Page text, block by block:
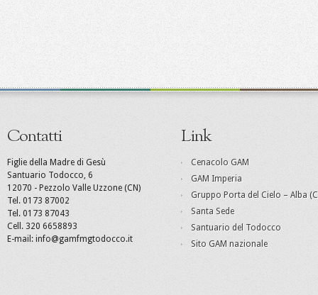
Contatti
Figlie della Madre di Gesù
Santuario Todocco, 6
12070 - Pezzolo Valle Uzzone (CN)
Tel. 0173 87002
Tel. 0173 87043
Cell. 320 6658893
E-mail: info@gamfmgtodocco.it
Link
Cenacolo GAM
GAM Imperia
Gruppo Porta del Cielo – Alba
Santa Sede
Santuario del Todocco
Sito GAM nazionale